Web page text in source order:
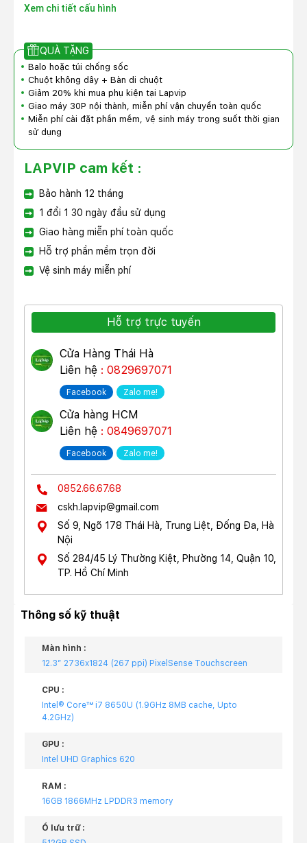
Xem chi tiết cấu hình
QUÀ TẶNG
Balo hoặc túi chống sốc
Chuột không dây + Bàn di chuột
Giảm 20% khi mua phụ kiện tại Lapvip
Giao máy 30P nội thành, miễn phí vận chuyển toàn quốc
Miễn phí cài đặt phần mềm, vệ sinh máy trong suốt thời gian
sử dụng
LAPVIP cam kết :
Bảo hành 12 tháng
1 đổi 1 30 ngày đầu sử dụng
Giao hàng miễn phí toàn quốc
Hỗ trợ phần mềm trọn đời
Vệ sinh máy miễn phí
Hỗ trợ trực tuyến
Cửa Hàng Thái Hà
Liên hệ : 0829697071
Facebook Zalo me!
Cửa hàng HCM
Liên hệ : 0849697071
Facebook Zalo me!
0852.66.67.68
cskh.lapvip@gmail.com
Số 9, Ngõ 178 Thái Hà, Trung Liệt, Đống Đa, Hà
Nội
Số 284/45 Lý Thường Kiệt, Phường 14, Quận 10,
TP. Hồ Chí Minh
Thông số kỹ thuật
Màn hình :
12.3″ 2736x1824 (267 ppi) PixelSense Touchscreen
CPU :
Intel® Core™ i7 8650U (1.9GHz 8MB cache, Upto
4.2GHz)
GPU :
Intel UHD Graphics 620
RAM :
16GB 1866MHz LPDDR3 memory
Ổ lưu trữ :